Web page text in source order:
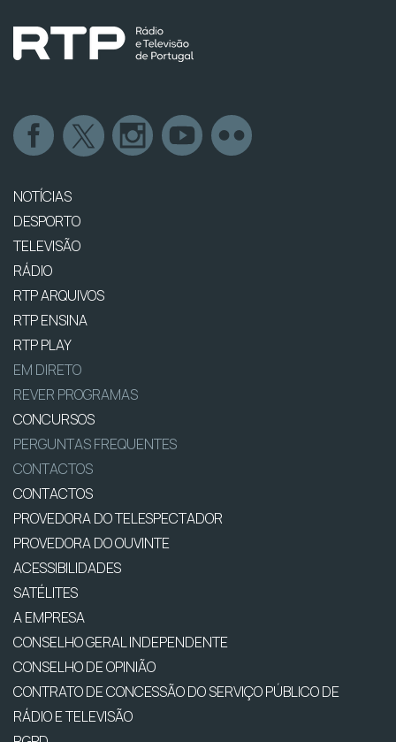
NOTÍCIAS
DESPORTO
TELEVISÃO
RÁDIO
RTP ARQUIVOS
RTP ENSINA
RTP PLAY
EM DIRETO
REVER PROGRAMAS
CONCURSOS
PERGUNTAS FREQUENTES
CONTACTOS
CONTACTOS
PROVEDORA DO TELESPECTADOR
PROVEDORA DO OUVINTE
ACESSIBILIDADES
SATÉLITES
A EMPRESA
CONSELHO GERAL INDEPENDENTE
CONSELHO DE OPINIÃO
CONTRATO DE CONCESSÃO DO SERVIÇO PÚBLICO DE
RÁDIO E TELEVISÃO